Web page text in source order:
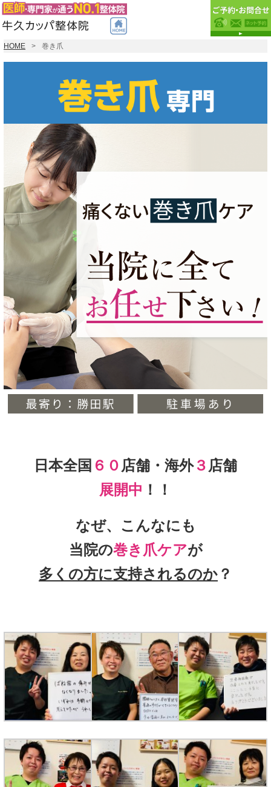
HOME 巻き爪
日本全国 ６０ 店舗・海外３ 店舗
展開中 ！！
なぜ、こんなにも
当院の巻き爪ケアが
多くの方に支持されるのか ？